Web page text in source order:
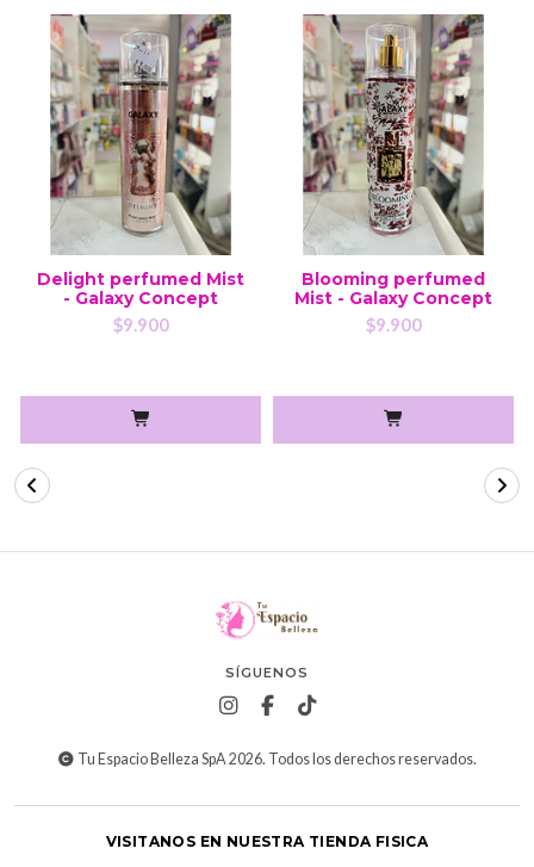
Delight perfumed Mist
- Galaxy Concept
$9.900
Blooming perfumed
Mist - Galaxy Concept
$9.900
SÍGUENOS
Tu Espacio Belleza SpA 2026. Todos los derechos reservados.
VISITANOS EN NUESTRA TIENDA FISICA